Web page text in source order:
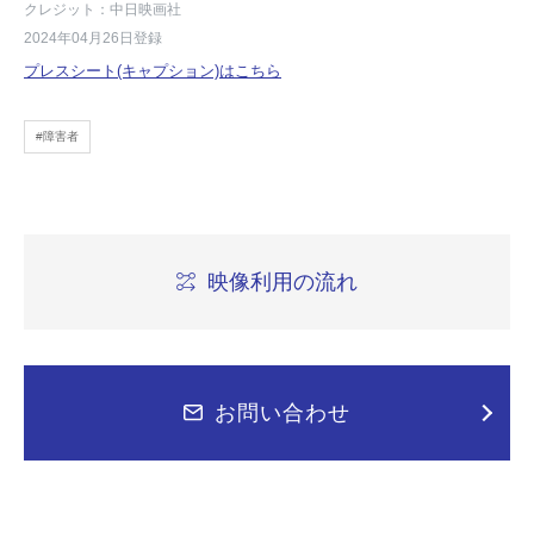
クレジット：中日映画社
2024年04月26日登録
プレスシート(キャプション)はこちら
#障害者
映像利用の流れ
お問い合わせ